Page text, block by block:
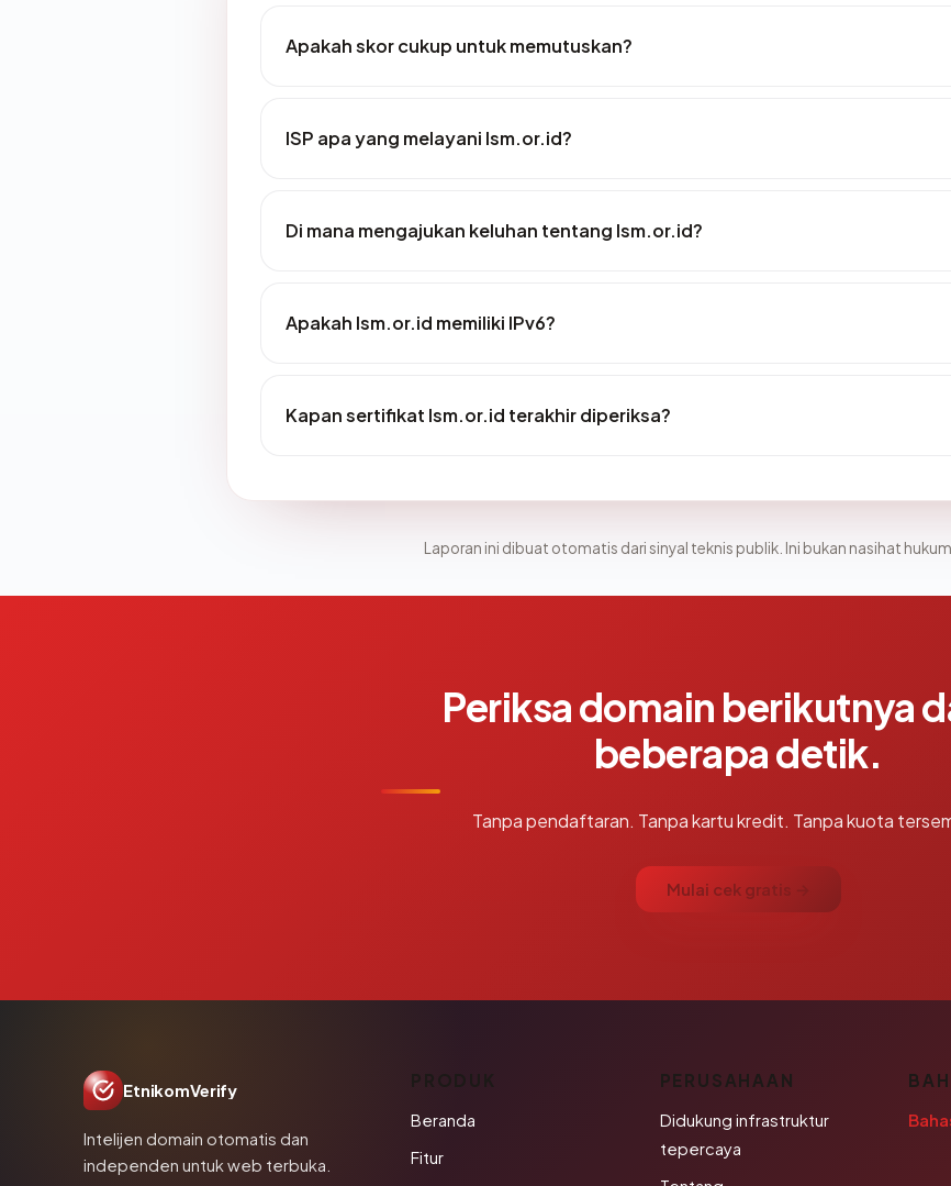
Apakah skor cukup untuk memutuskan?
ISP apa yang melayani lsm.or.id?
Di mana mengajukan keluhan tentang lsm.or.id?
Apakah lsm.or.id memiliki IPv6?
Kapan sertifikat lsm.or.id terakhir diperiksa?
Laporan ini dibuat otomatis dari sinyal teknis publik. Ini bukan nasihat
Periksa domain berikutnya
beberapa detik.
Tanpa pendaftaran. Tanpa kartu kredit. Tanpa kuota
Mulai cek gratis →
EtnikomVerify
Intelijen domain otomatis dan
independen untuk web terbuka.
PRODUK
Beranda
Fitur
PERUSAHAAN
Didukung infrastruktur
tepercaya